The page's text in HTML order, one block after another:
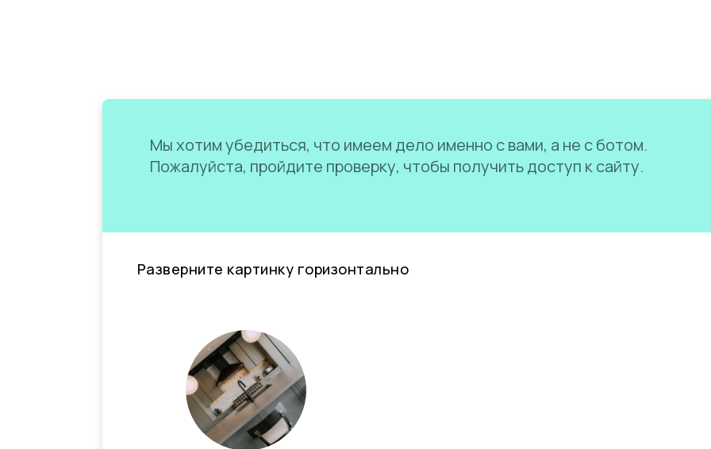
Мы хотим убедиться, что имеем дело именно с вами, а не с ботом.
Пожалуйста, пройдите проверку, чтобы получить доступ к сайту.
Разверните картинку горизонтально